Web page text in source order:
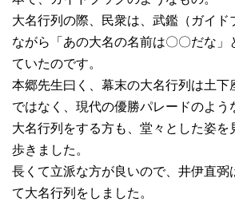
大名行列の際、民衆は、武鑑（ガイド
ながら「あの大名の名前は〇〇だな」
ていたのです。
本郷先生曰く、幕末の大名行列は土下
ではなく、現代の優勝パレードのよう
大名行列をする方も、堂々とした姿を
歩きました。
長くて立派な方が良いので、井伊直弼
て大名行列をしました。